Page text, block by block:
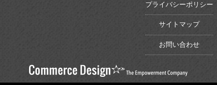
プライバシーポリシー
サイトマップ
お問い合わせ